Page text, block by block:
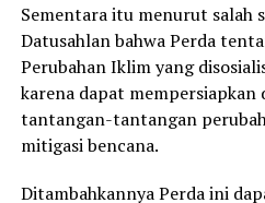
Sementara itu menurut salah
Datusahlan bahwa Perda
Perubahan Iklim yang
karena dapat
tantangan-tantangan
mitigasi bencana.
Ditambahkannya Perda ini